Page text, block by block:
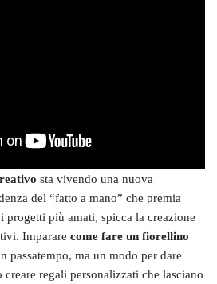
sta vivendo una nuova
del “fatto a mano” che premia
progetti più amati, spicca la creazione
Imparare come fare un fiorellino
passatempo, ma un modo per dare
regali personalizzati che lasciano